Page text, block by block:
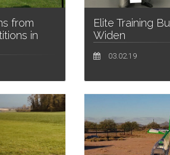
from
in
Elite Training
Widen
03.02.19